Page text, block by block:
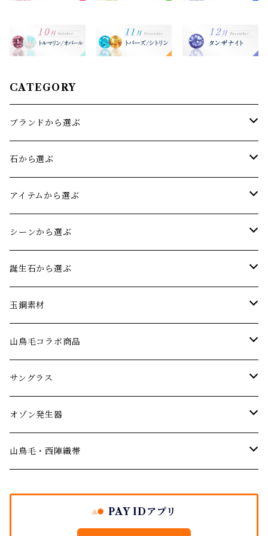
CATEGORY
ブランドから選ぶ
sowi(ソーイ)
オリジナルジュエリー
石から選ぶ
アクアマリン
アメジスト
エメラルド
オパール
ガーネット
デマントイドガーネット
サファイア
シトリン
ダイヤモンド
アイテムから選ぶ
リング
ネックレス
ブレスレット･バングル
ピアス･イヤリング
ルース(ストーン)
シーンから選ぶ
パーティーやお呼ばれに…
アニバーサリー 記念日ジュエリー
婚約指輪 エンゲージリング
結婚記念日のジュエリー
厄年厄除けのお守りに…
誕生石から選ぶ
1月の誕生石【ガーネット】
２月の誕生石【アメジスト】
３月の誕生石【アクアマリン】
４月の誕生石【ダイヤモンド】
５月の誕生石【エメラルド】
玉鋼素材
ネックレス
山鳥毛コラボ商品
サングラス
オゾン発生器
サングラス
山鳥毛モデルサングラス
オゾン発生器
山鳥毛モデルオゾン発生器
山鳥毛・西陣織帯
PAY IDアプリ